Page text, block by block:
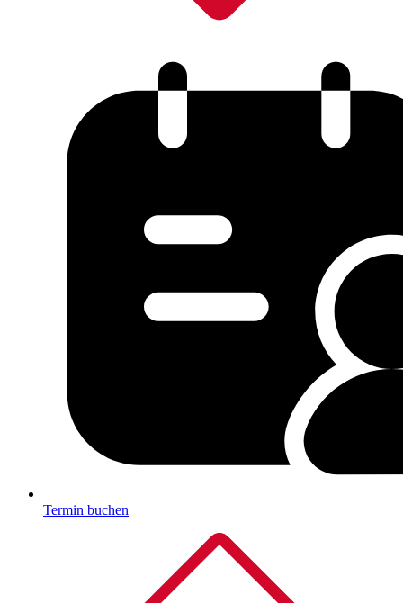
Termin buchen